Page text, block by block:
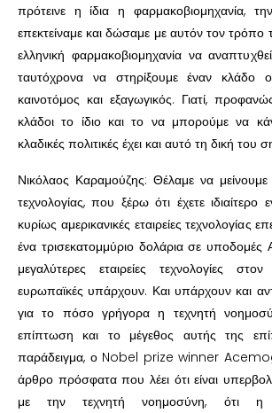
πρότεινε η ίδια η φαρμακοβιομηχανία,
επεκτείναμε και δώσαμε με αυτόν τον τρόπο
ελληνική φαρμακοβιομηχανία να
ταυτόχρονα να στηρίξουμε έναν κλάδο
καινοτόμος και εξαγωγικός. Γιατί,
κλάδοι το ίδιο και το να μπορούμε να
κλαδικές πολιτικές έχει και αυτό τη δική του
Νικόλαος Καραμούζης: Θέλαμε να
τεχνολογίας, που ξέρω ότι έχετε ιδιαίτερο
κυρίως αμερικανικές εταιρείες
ένα τρισεκατομμύριο δολάρια σε υποδομές
μεγαλύτερες εταιρείες τεχνολογίες
ευρωπαϊκές υπάρχουν. Και υπάρχουν και
για το πόσο γρήγορα η τεχνητή
επίπτωση και το μέγεθος αυτής της
παράδειγμα, ο Nobel prize winner
άρθρο πρόσφατα που λέει ότι είναι
με την τεχνητή νοημοσύνη, ότι η